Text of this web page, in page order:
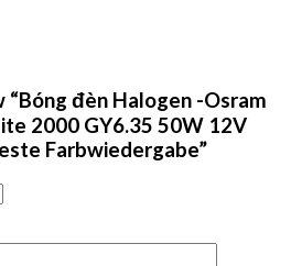
đèn Halogen -Osram
2000 GY6.35 50W 12V
Farbwiedergabe”